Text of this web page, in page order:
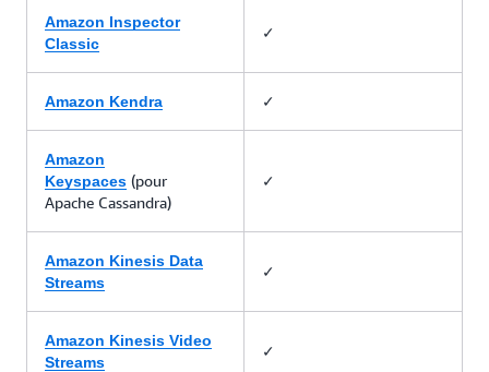
Amazon Inspector
Classic
✓
Amazon Kendra ✓
Amazon
Keyspaces (pour
Apache Cassandra)
✓
Amazon Kinesis Data
Streams
✓
Amazon Kinesis Video
Streams
✓